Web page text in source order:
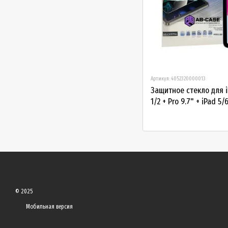
Артикул: 4052320000013
Защитное стекло для
1/2 + Pro 9.7" + iPad 5/
© 2025
Мобильная версия